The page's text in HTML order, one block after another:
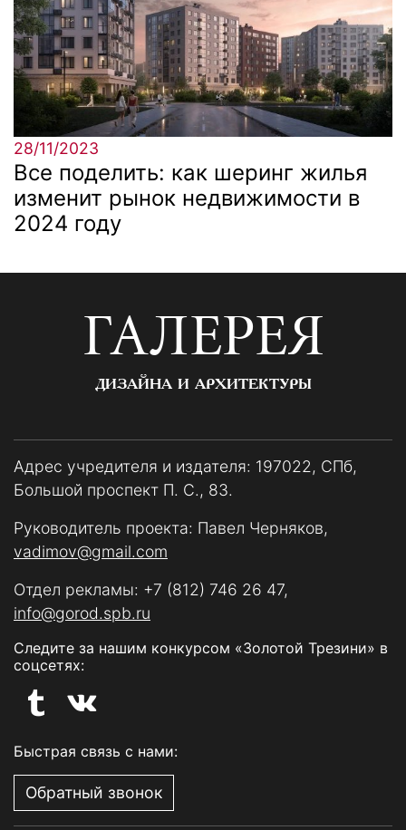
28/11/2023
Все поделить: как шеринг жилья
изменит рынок недвижимости в
2024 году
ГАЛЕРЕЯ
ДИЗАЙНА И АРХИТЕКТУРЫ
Адрес учредителя и издателя: 197022, СПб,
Большой проспект П. С., 83.
Руководитель проекта: Павел Черняков,
vadimov@gmail.com
Отдел рекламы: +7 (812) 746 26 47,
info@gorod.spb.ru
Следите за нашим конкурсом «Золотой Трезини» в
соцсетях:
Быстрая связь с нами:
Обратный звонок